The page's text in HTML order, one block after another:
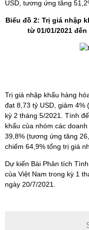
USD, tương ứng tăng
Biểu đồ 2: Trị giá nhập
từ 01/01/2021
Trị giá nhập khẩu hàng
đạt 8,73 tỷ USD, giảm
kỳ 2 tháng 5/2021. Tính
khẩu của nhóm các
39,8% (tương ứng tăng
chiếm 64,9% tổng trị giá
Dự kiến Bài Phân tích
của Việt Nam trong kỳ 1
ngày 20/7/2021.